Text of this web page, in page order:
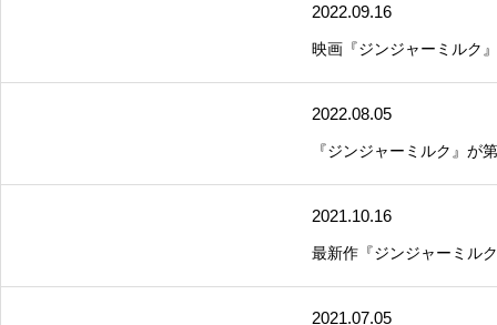
2022.09.16
映画『ジンジャーミルク
2022.08.05
『ジンジャーミルク』が
2021.10.16
最新作『ジンジャーミル
2021.07.05